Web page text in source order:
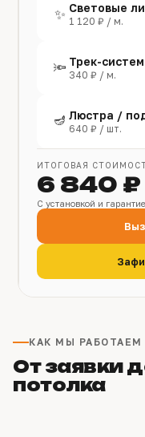
✨ Световые
1 120 ₽ / м.
🔦 Трек-
340 ₽ / м.
🪔 Люстра /
640 ₽ / шт.
ИТОГОВАЯ
6 840 ₽
С установкой и
КАК МЫ РАБОТАЕМ
От заявки
потолка